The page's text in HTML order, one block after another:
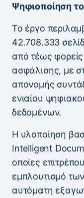
Ψηφιοποίηση
Το έργο
42.708.333
από τέως φορείς
ασφάλισης, με
απονομής
ενιαίου
δεδομένων.
Η υλοποίηση
Intelligent
οποίες
εμπλουτισμό
αυτόματη